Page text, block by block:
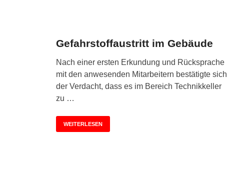
Gefahrstoffaustritt im Gebäude
Nach einer ersten Erkundung und Rücksprache
mit den anwesenden Mitarbeitern bestätigte sich
der Verdacht, dass es im Bereich Technikkeller
zu …
WEITERLESEN